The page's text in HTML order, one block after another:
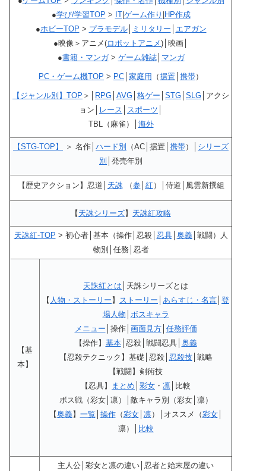
●学び/学習TOP > IT| ゲーム作り HP作成
●ホビーTOP > プラモデル│ ミリタリー
エアガン
●映像＞アニメ(ロボットアニメ)│映画│
●書籍・マンガ> ゲーム雑誌│ マンガ
PC・ゲーム機TOP > PC 家庭用 （据置 携帯）
【ジャンル別】TOP ＞│ RPG AVG 格ゲー STG SLG │アクシ
ョン│
レース スポーツ
TBL（麻雀）│ 海外
【STG-TOP】 ＞ 名作│ ハード別 （AC│据置│ 携帯）│ シリーズ
別
│発売年別
【歴史アクション】忍道│ 天誅（参 紅 ）│侍道│風雲新撰組
【 天誅シリーズ】 天誅紅攻略
天誅紅-TOP > 初心者│基本（操作│忍殺│ 忍具│ 奥義│戦闘）人
物別│任務│忍者
【基
本】
天誅紅とは │天誅シリーズとは
【 人物・ストーリー 】 ストーリー あらすじ・名言 登
場人物 ボスキャラ
メニュー │操作│ 画面見方│ 任務評価
【操作】 基本│忍殺│戦闘忍具│ 奥義
【忍殺テクニック】基礎│忍殺│ 忍殺技│戦略
【戦闘】剣術技
【忍具】
まとめ 彩女 ・ 凛 │比較
ボス戦（彩女│凛）│敵キャラ別（彩女│凛）
【奥義】 一覧 操作（彩女│ 凛）│オススメ（彩女│
凛）│
比較
主人公│彩女と凛の違い│忍者と始末屋の違い